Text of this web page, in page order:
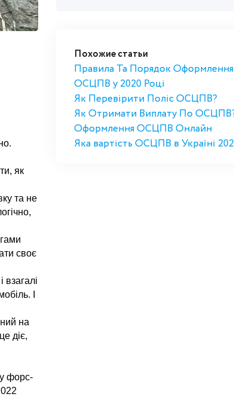
Похожие статьи
Правила Та Порядок Оформлення
ОСЦПВ у 2020 Році
Як Перевірити Поліс ОСЦПВ?
Як Отримати Виплату По
Оформлення ОСЦПВ Онлайн
Яка вартість ОСЦПВ в Україні
як
та не
своє
І
на
діє,
форс-